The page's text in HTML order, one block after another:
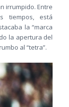
irrumpido. Entre
tiempos, está
la “marca
la apertura del
al “tetra”.